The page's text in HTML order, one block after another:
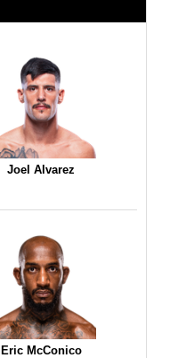
Joel Alvarez
Eric McConico